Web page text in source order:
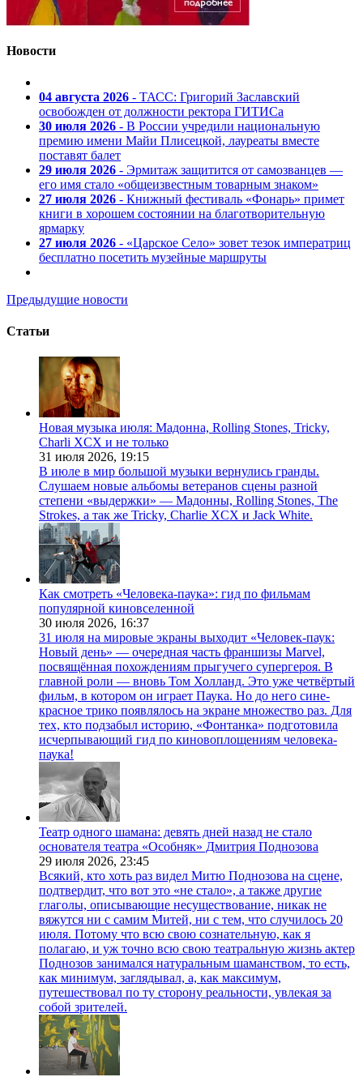
Новости
04 августа 2026 - ТАСС: Григорий Заславский
освобожден от должности ректора ГИТИСа
30 июля 2026 - В России учредили национальную
премию имени Майи Плисецкой, лауреаты вместе
поставят балет
29 июля 2026 - Эрмитаж защитится от самозванцев —
его имя стало «общеизвестным товарным знаком»
27 июля 2026 - Книжный фестиваль «Фонарь» примет
книги в хорошем состоянии на благотворительную
ярмарку
27 июля 2026 - «Царское Село» зовет тезок императриц
бесплатно посетить музейные маршруты
Предыдущие новости
Статьи
Новая музыка июля: Мадонна, Rolling Stones, Tricky,
Charli XCX и не только
31 июля 2026, 19:15
В июле в мир большой музыки вернулись гранды.
Слушаем новые альбомы ветеранов сцены разной
степени «выдержки» — Мадонны, Rolling Stones, The
Strokes, а так же Tricky, Charlie XCX и Jack White.
Как смотреть «Человека-паука»: гид по фильмам
популярной киновселенной
30 июля 2026, 16:37
31 июля на мировые экраны выходит «Человек-паук:
Новый день» — очередная часть франшизы Marvel,
посвящённая похождениям прыгучего супергероя. В
главной роли — вновь Том Холланд. Это уже четвёртый
фильм, в котором он играет Паука. Но до него сине-
красное трико появлялось на экране множество раз. Для
тех, кто подзабыл историю, «Фонтанка» подготовила
исчерпывающий гид по киновоплощениям человека-
паука!
Театр одного шамана: девять дней назад не стало
основателя театра «Особняк» Дмитрия Поднозова
29 июля 2026, 23:45
Всякий, кто хоть раз видел Митю Поднозова на сцене,
подтвердит, что вот это «не стало», а также другие
глаголы, описывающие несуществование, никак не
вяжутся ни с самим Митей, ни с тем, что случилось 20
июля. Потому что всю свою сознательную, как я
полагаю, и уж точно всю свою театральную жизнь актер
Поднозов занимался натуральным шаманством, то есть,
как минимум, заглядывал, а, как максимум,
путешествовал по ту сторону реальности, увлекая за
собой зрителей.